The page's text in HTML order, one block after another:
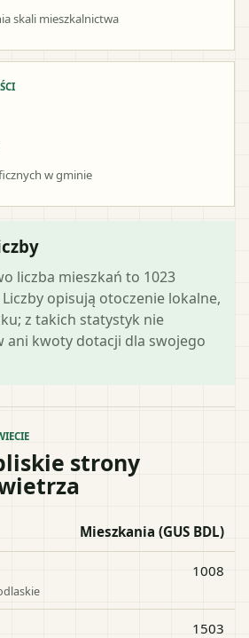
skali mieszkalnictwa
w gminie
liczba mieszkań to 1023
Liczby opisują otoczenie lokalne,
z takich statystyk nie
ani kwoty dotacji dla swojego
strony
Mieszkania (GUS BDL)
1008
1503